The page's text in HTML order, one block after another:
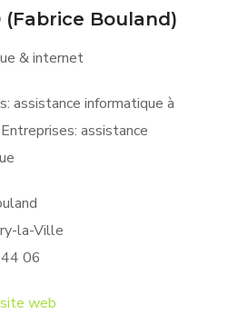
(Fabrice Bouland)
& internet
assistance informatique à
assistance
la-Ville
06
web